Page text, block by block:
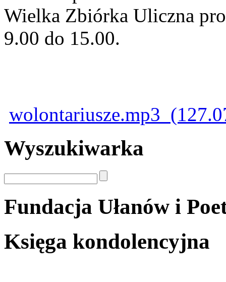
Wielka Zbiórka Uliczna
9.00 do 15.00.
wolontariusze.mp3
Wyszukiwarka
Fundacja Ułanów i
Księga kondolencyjna